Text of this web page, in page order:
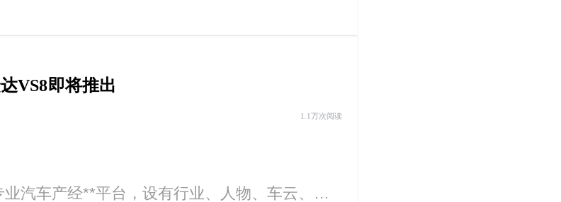
VS8即将推出
1.1万次阅读
青橙汽车是一家专业汽车产经**平台，设有行业、人物、车云、专栏等7大板块、20余项栏目，汇集多名资深媒体，汽车、财经领域专家，以专业独到的视角，洞察汽车市场最新动向，深度解读行业现状。